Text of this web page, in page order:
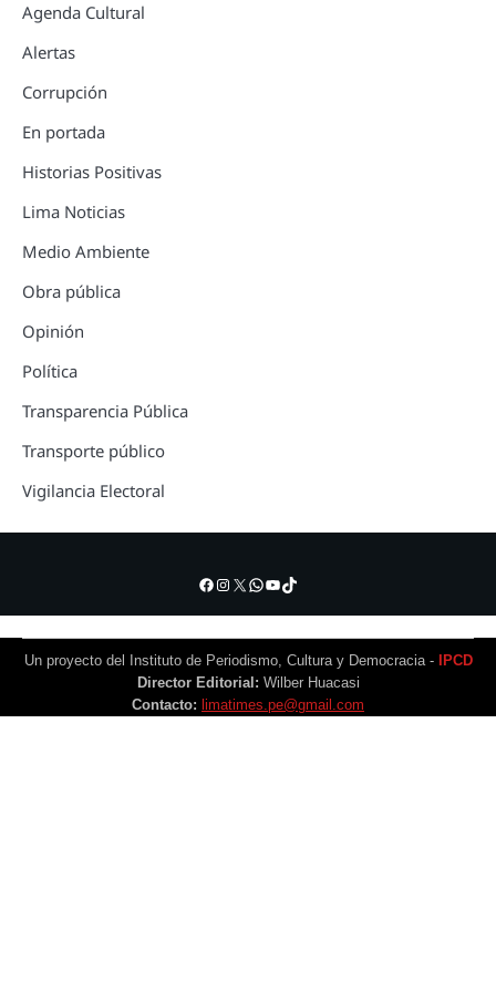
Agenda Cultural
Alertas
Corrupción
En portada
Historias Positivas
Lima Noticias
Medio Ambiente
Obra pública
Opinión
Política
Transparencia Pública
Transporte público
Vigilancia Electoral
Facebook
Instagram
X WhatsApp
YouTube
TikTok
Un proyecto del Instituto de Periodismo, Cultura y Democracia -
IPCD
Director Editorial: Wilber Huacasi
Contacto: limatimes.pe@gmail.com